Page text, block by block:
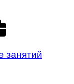
занятий